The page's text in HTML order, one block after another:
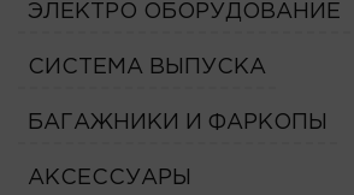
ЭЛЕКТРО ОБОРУДОВАНИЕ
СИСТЕМА ВЫПУСКА
БАГАЖНИКИ И ФАРКОПЫ
АКСЕССУАРЫ